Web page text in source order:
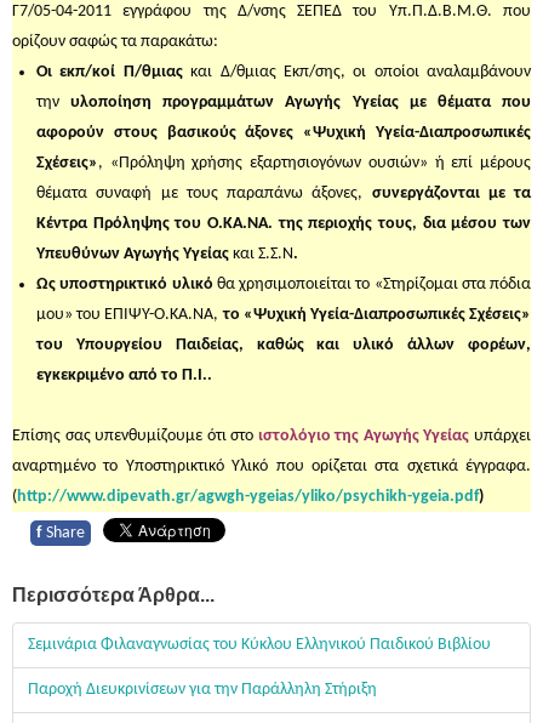
Γ7/05-04-2011 εγγράφου της Δ/νσης ΣΕΠΕΔ του Υπ.Π.Δ.Β.Μ.Θ. που
ορίζουν σαφώς τα παρακάτω:
Οι εκπ/κοί Π/θμιαςκαι Δ/θμιας Εκπ/σης, οι οποίοι αναλαμβάνουν
τηνυλοποίηση προγραμμάτων Αγωγής Υγείας με θέματα που
αφορούν στους βασικούς άξονες «Ψυχική Υγεία-Διαπροσωπικές
Σχέσεις» , «Πρόληψη χρήσης εξαρτησιογόνων ουσιών» ή επί μέρους
θέματα συναφή με τους παραπάνω άξονες, συνεργάζονται με τα
Κέντρα Πρόληψης του Ο.ΚΑ.ΝΑ. της περιοχής τους, δια μέσου των
Υπευθύνων Αγωγής Υγείας και Σ.Σ.Ν.
Ως υποστηρικτικό υλικό θα χρησιμοποιείται το «Στηρίζομαι στα πόδια
μου» του ΕΠΙΨΥ-Ο.ΚΑ.ΝΑ,το «Ψυχική Υγεία-Διαπροσωπικές Σχέσεις»
του Υπουργείου Παιδείας, καθώς και υλικό άλλων φορέων,
εγκεκριμένο από το Π.Ι..
Επίσης σας υπενθυμίζουμε ότι στο ιστολόγιο της Αγωγής Υγείας υπάρχει
αναρτημένο το Υποστηρικτικό Υλικό που ορίζεται στα σχετικά έγγραφα.
(http://www.dipevath.gr/agwgh-ygeias/yliko/psychikh-ygeia.pdf)
f Share
Περισσότερα Άρθρα...
Σεμινάρια Φιλαναγνωσίας του Κύκλου Ελληνικού Παιδικού Βιβλίου
Παροχή Διευκρινίσεων για την Παράλληλη Στήριξη